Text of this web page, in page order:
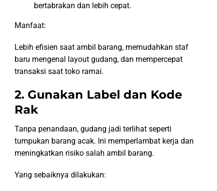
bertabrakan dan lebih cepat.
Manfaat:
Lebih efisien saat ambil barang, memudahkan staf
baru mengenal layout gudang, dan mempercepat
transaksi saat toko ramai.
2. Gunakan Label dan Kode
Rak
Tanpa penandaan, gudang jadi terlihat seperti
tumpukan barang acak. Ini memperlambat kerja dan
meningkatkan risiko salah ambil barang.
Yang sebaiknya dilakukan: